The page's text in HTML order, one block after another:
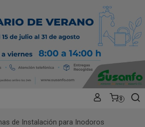
0
de Instalación para Inodoros